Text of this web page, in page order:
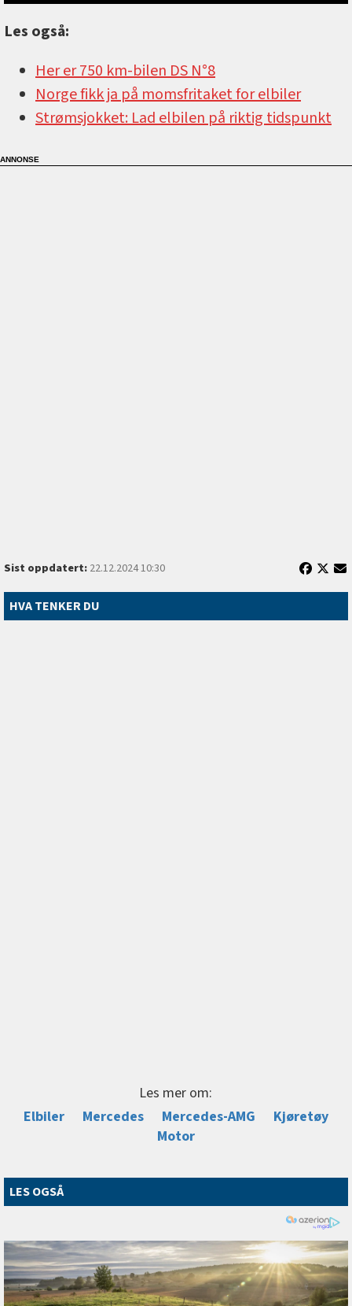
Les også:
Her er 750 km-bilen DS N°8
Norge fikk ja på momsfritaket for elbiler
Strømsjokket: Lad elbilen på riktig tidspunkt
Sist oppdatert:22.12.2024 10:30
HVA TENKER DU
Les mer om:
Elbiler
Mercedes Mercedes-AMG
Kjøretøy
Motor
LES OGSÅ